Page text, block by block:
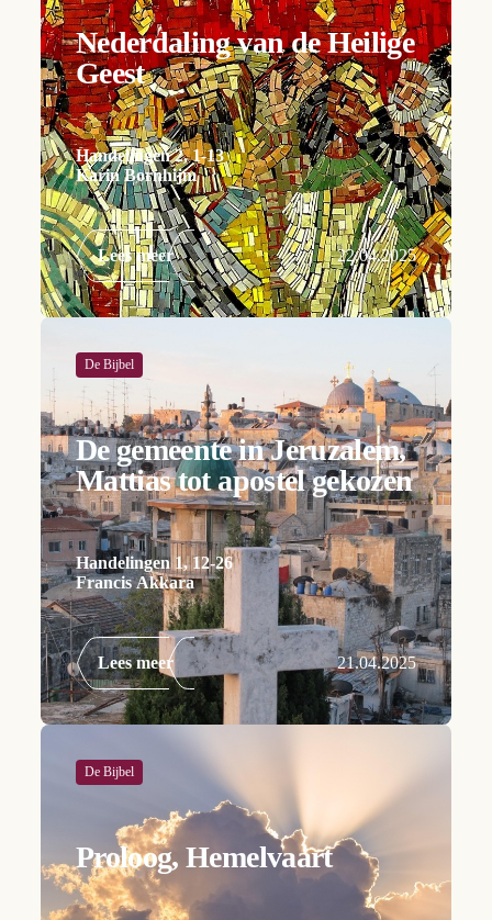
Nederdaling van de Heilige
Geest
Handelingen 2, 1-13
Karin Bornhijm
Lees meer 22.04.2025
De Bijbel
De gemeente in Jeruzalem,
Mattias tot apostel gekozen
Handelingen 1, 12-26
Francis Akkara
Lees meer 21.04.2025
De Bijbel
Proloog, Hemelvaart